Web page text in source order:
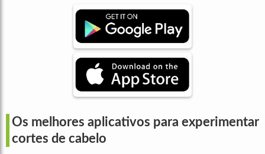
Os melhores aplicativos para experimentar
cortes de cabelo